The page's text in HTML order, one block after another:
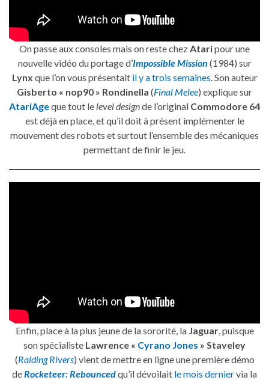
On passe aux consoles mais on reste chez Ataripour une
nouvelle vidéo du portage d’Impossible Mission (1984) sur
Lynx que l’on vous présentait il y a trois semaines . Son auteur
Gisberto « nop90 » Rondinella (Final Melee) explique sur
AtariAgeque tout le level designde l’original Commodore 64
est déjà en place, et qu’il doit à présent implémenter le
mouvement des robots et surtout l’ensemble des mécaniques
permettant de finir le jeu.
Enfin, place à la plus jeune de la sororité, la Jaguar, puisque
son spécialiste Lawrence « Cyrano Jones » Staveley
(Raiding Rivers) vient de mettre en ligne une première démo
deRocketeer: Rebouncedqu’il dévoilait le mois derniervia la